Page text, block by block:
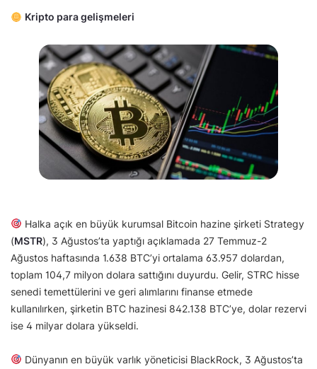
Kripto para gelişmeleri
Halka açık en büyük kurumsal Bitcoin hazine şirketi Strategy
(MSTR), 3 Ağustos’ta yaptığı açıklamada 27 Temmuz-2
Ağustos haftasında 1.638 BTC’yi ortalama 63.957 dolardan,
toplam 104,7 milyon dolara sattığını duyurdu. Gelir, STRC hisse
senedi temettülerini ve geri alımlarını finanse etmede
kullanılırken, şirketin BTC hazinesi 842.138 BTC’ye, dolar rezervi
ise 4 milyar dolara yükseldi.
Dünyanın en büyük varlık yöneticisi BlackRock, 3 Ağustos’ta